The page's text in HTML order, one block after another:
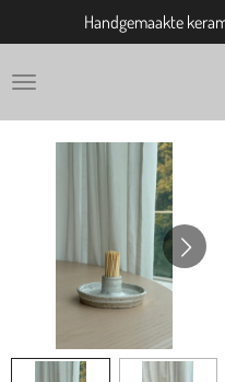
direct
naar
Handgemaakte